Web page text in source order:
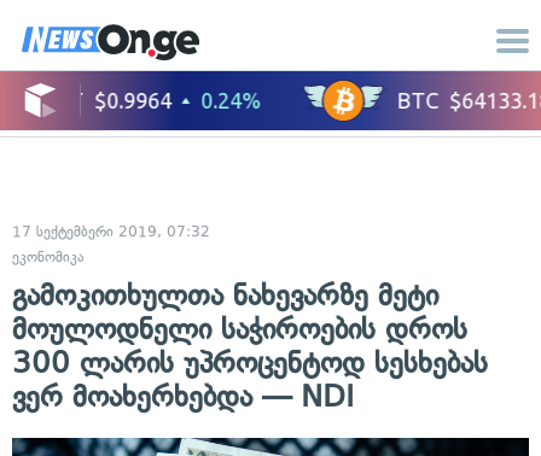
17 სექტემბერი 2019, 07:32
ეკონომიკა
გამოკითხულთა ნახევარზე მეტი
მოულოდნელი საჭიროების დროს
300 ლარის უპროცენტოდ სესხებას
ვერ მოახერხებდა — NDI